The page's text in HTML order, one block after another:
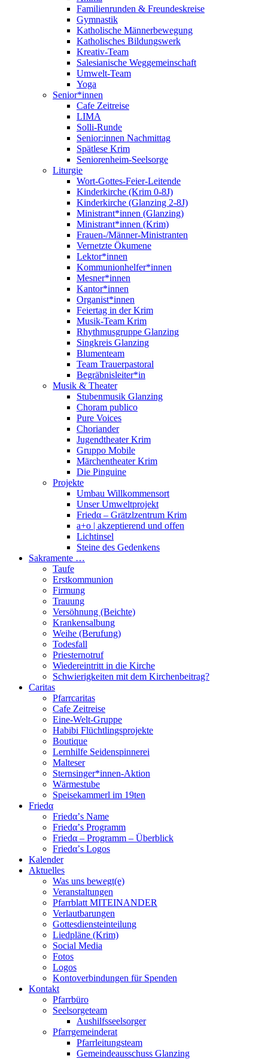
Familienrunden & Freundeskreise
Gymnastik
Katholische Männerbewegung
Katholisches Bildungswerk
Kreativ-Team
Salesianische Weggemeinschaft
Umwelt-Team
Yoga
Senior*innen
Cafe Zeitreise
LIMA
Solli-Runde
Senior:innen Nachmittag
Spätlese Krim
Seniorenheim-Seelsorge
Liturgie
Wort-Gottes-Feier-Leitende
Kinderkirche (Krim 0-8J)
Kinderkirche (Glanzing 2-8J)
Ministrant*innen (Glanzing)
Ministrant*innen (Krim)
Frauen-/Männer-Ministranten
Vernetzte Ökumene
Lektor*innen
Kommunionhelfer*innen
Mesner*innen
Kantor*innen
Organist*innen
Feiertag in der Krim
Musik-Team Krim
Rhythmusgruppe Glanzing
Singkreis Glanzing
Blumenteam
Team Trauerpastoral
Begräbnisleiter*in
Musik & Theater
Stubenmusik Glanzing
Choram publico
Pure Voices
Choriander
Jugendtheater Krim
Gruppo Mobile
Märchentheater Krim
Die Pinguine
Projekte
Umbau Willkommensort
Unser Umweltprojekt
Friedα – Grätzlzentrum Krim
a+o | akzeptierend und offen
Lichtinsel
Steine des Gedenkens
Sakramente …
Taufe
Erstkommunion
Firmung
Trauung
Versöhnung (Beichte)
Krankensalbung
Weihe (Berufung)
Todesfall
Priesternotruf
Wiedereintritt in die Kirche
Schwierigkeiten mit dem Kirchenbeitrag?
Caritas
Pfarrcaritas
Cafe Zeitreise
Eine-Welt-Gruppe
Habibi Flüchtlingsprojekte
Boutique
Lernhilfe Seidenspinnerei
Malteser
Sternsinger*innen-Aktion
Wärmestube
Speisekammerl im 19ten
Friedα
Friedα’s Name
Friedα’s Programm
Friedα – Programm – Überblick
Friedα’s Logos
Kalender
Aktuelles
Was uns bewegt(e)
Veranstaltungen
Pfarrblatt MITEINANDER
Verlautbarungen
Gottesdiensteinteilung
Liedpläne (Krim)
Social Media
Fotos
Logos
Kontoverbindungen für Spenden
Kontakt
Pfarrbüro
Seelsorgeteam
Aushilfsseelsorger
Pfarrgemeinderat
Pfarrleitungsteam
Gemeindeausschuss Glanzing